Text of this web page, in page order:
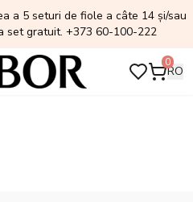
a 5 seturi de fiole a câte 14 și/sau
set gratuit. +373 60-100-222
0
RO